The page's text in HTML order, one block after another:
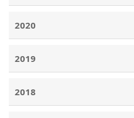
2020
2019
2018